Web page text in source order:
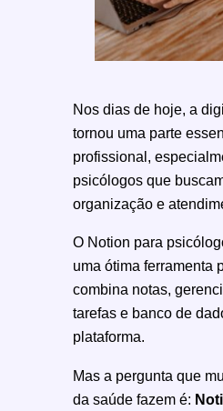
Nos dias de hoje, a
tornou uma parte
profissional,
psicólogos que
organização e
O Notion para
uma ótima ferramenta
combina notas,
tarefas e banco de
plataforma.
Mas a pergunta que
da saúde fazem é: